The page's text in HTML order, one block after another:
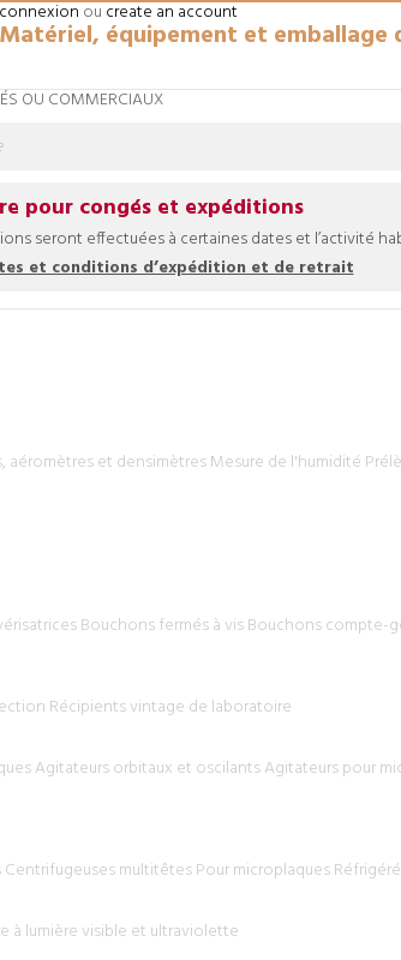
connexion ou create an account
Matériel, équipement et emballage
OU COMMERCIAUX
pour congés et expéditions
seront effectuées à certaines dates et l’activité
et conditions d’expédition et de retrait
aéromètres et densimètresMesure de l'humidité
Bouchons fermés à visBouchons compte-
Récipients vintage de laboratoire
Agitateurs orbitaux et oscilantsAgitateurs pour
Centrifugeuses multitêtesPour microplaques
à lumière visible et ultraviolette